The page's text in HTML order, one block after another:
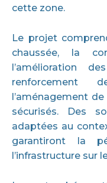
cette zone.
Le projet
chaussée, la
l’amélioration
renforcement
l’aménagement
sécurisés. Des
adaptées au
garantiront la
l’infrastructure sur